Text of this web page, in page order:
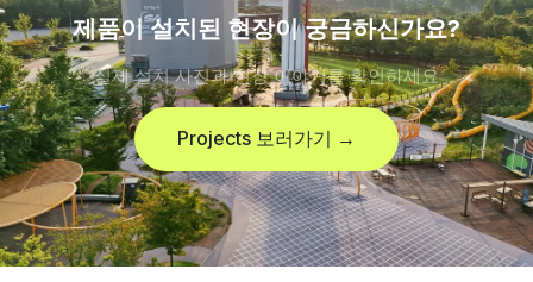
제품이 설치된 현장이 궁금하신가요?
실제 설치 사진과 현장 이야기를 확인하세요
Projects 보러가기 →